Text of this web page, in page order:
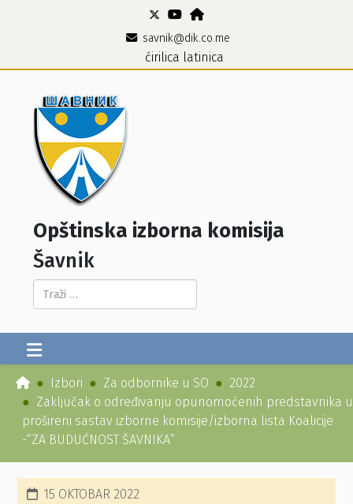
savnik@dik.co.me
ćirilica latinica
Opštinska izborna komisija
Šavnik
Pretraga...
Izbori Za odbornike u SO
2022
Zaključak o određivanju opunomoćenih predstavnika u
prošireni sastav izborne komisije/izborna lista Koalicije
-“ZA BUDUĆNOST ŠAVNIKA”
15 OKTOBAR 2022